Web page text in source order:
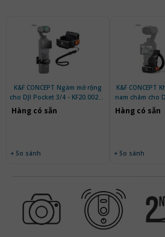
K&F CONCEPT Ngàm mở rộng
cho DJI Pocket 3/4 - KF20.0023 |
Chính hãng
Hàng có sẵn
+ So sánh
K&F CONCEPT
nam châm cho
KF20.0021 |
Hàng có sẵn
+ So sánh